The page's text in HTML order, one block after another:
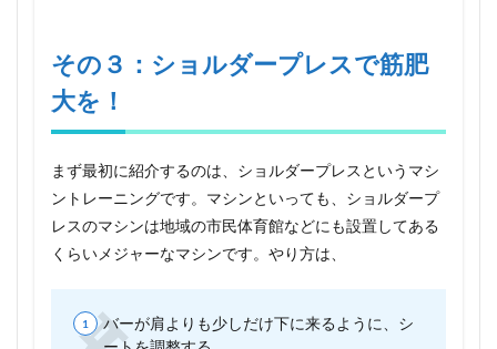
美しい
ライン
形成の
に！！
トレの
すすめ
5選
その３：ショルダープレスで筋肥
大を！
まず最初に紹介するのは、ショルダープレスというマシ
ントレーニングです。マシンといっても、ショルダープ
レスのマシンは地域の市民体育館などにも設置してある
くらいメジャーなマシンです。やり方は、
バーが肩よりも少しだけ下に来るように、シ